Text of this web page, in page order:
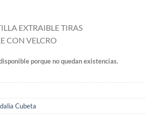
EXTRAIBLE TIRAS
CON VELCRO
porque no quedan existencias.
Cubeta